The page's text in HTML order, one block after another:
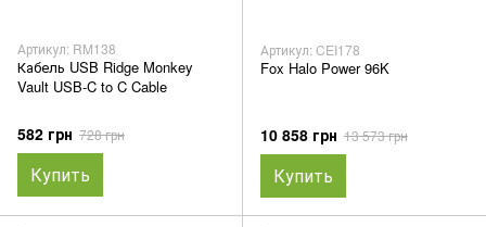
Артикул: RM138
Кабель USB Ridge Monkey
Vault USB-C to C Cable
582 грн 728 грн
Купить
Артикул: CEI178
Fox Halo Power 96K
10 858 грн 13 573 грн
Купить